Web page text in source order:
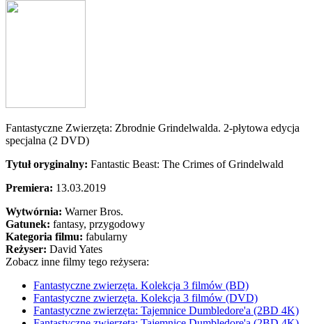
Fantastyczne Zwierzęta: Zbrodnie Grindelwalda. 2-płytowa edycja
specjalna (2 DVD)
Tytuł oryginalny: Fantastic Beast: The Crimes of Grindelwald
Premiera: 13.03.2019
Wytwórnia: Warner Bros.
Gatunek: fantasy, przygodowy
Kategoria filmu: fabularny
Reżyser: David Yates
Zobacz inne filmy tego reżysera:
Fantastyczne zwierzęta. Kolekcja 3 filmów (BD)
Fantastyczne zwierzęta. Kolekcja 3 filmów (DVD)
Fantastyczne zwierzęta: Tajemnice Dumbledore'a (2BD 4K)